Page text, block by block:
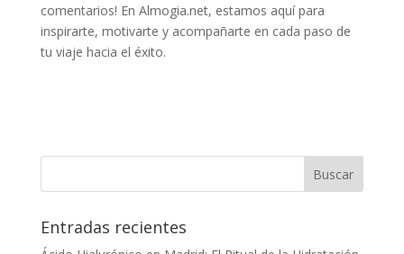
comentarios! En Almogia.net, estamos aquí para
inspirarte, motivarte y acompañarte en cada paso de
tu viaje hacia el éxito.
Entradas recientes